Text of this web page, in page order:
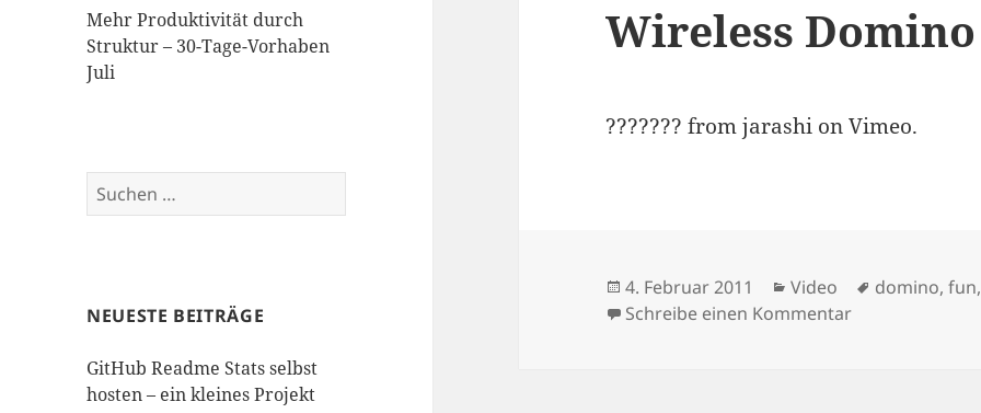
Mehr Produktivität durch
Struktur – 30-Tage-Vorhaben
Juli
Suchen
nach:
NEUESTE BEITRÄGE
GitHub Readme Stats selbst
hosten – ein kleines Projekt
Wireless Domino
??????? from jarashi on Vimeo.
Veröffentlicht
am
4. Februar 2011 Kategorien
Video domino,fun
Schreibe einen Kommentarzu Wireless